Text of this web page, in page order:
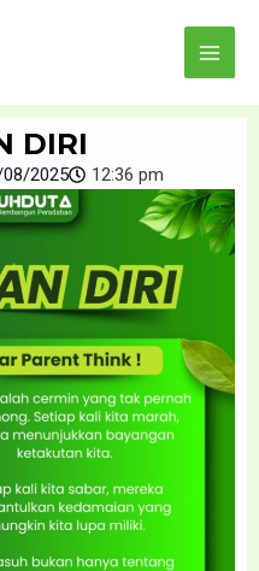
Main
Menu
DIRI
2025 12:36 pm